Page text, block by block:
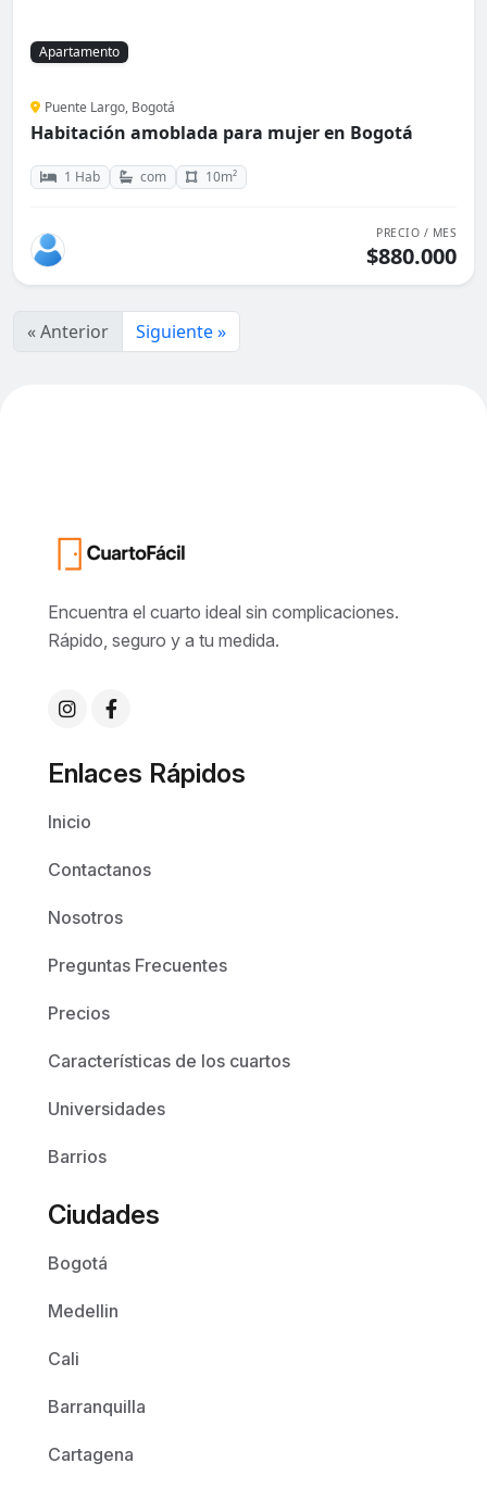
Apartamento
Puente Largo, Bogotá
Habitación amoblada para mujer en Bogotá
1 Hab com 10m²
PRECIO / MES
$880.000
« Anterior Siguiente »
Encuentra el cuarto ideal sin complicaciones.
Rápido, seguro y a tu medida.
Enlaces Rápidos
Inicio
Contactanos
Nosotros
Preguntas Frecuentes
Precios
Características de los cuartos
Universidades
Barrios
Ciudades
Bogotá
Medellin
Cali
Barranquilla
Cartagena